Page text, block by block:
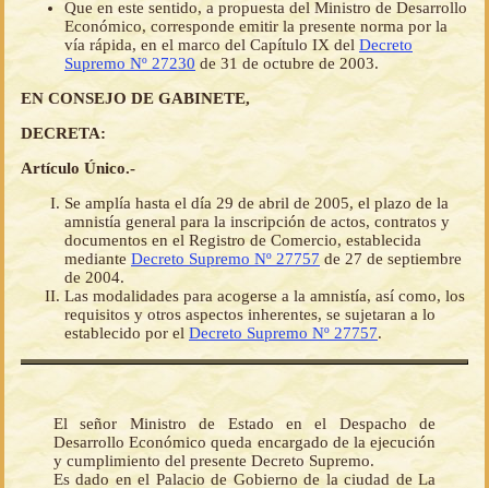
Que en este sentido, a propuesta del Ministro de Desarrollo
Económico, corresponde emitir la presente norma por la
vía rápida, en el marco del Capítulo IX del Decreto
Supremo Nº 27230 de 31 de octubre de 2003.
EN CONSEJO DE GABINETE,
DECRETA:
Artículo Único.-
Se amplía hasta el día 29 de abril de 2005, el plazo de la
amnistía general para la inscripción de actos, contratos y
documentos en el Registro de Comercio, establecida
mediante Decreto Supremo Nº 27757 de 27 de septiembre
de 2004.
Las modalidades para acogerse a la amnistía, así como, los
requisitos y otros aspectos inherentes, se sujetaran a lo
establecido por el Decreto Supremo Nº 27757.
El señor Ministro de Estado en el Despacho de
Desarrollo Económico queda encargado de la ejecución
y cumplimiento del presente Decreto Supremo.
Es dado en el Palacio de Gobierno de la ciudad de La